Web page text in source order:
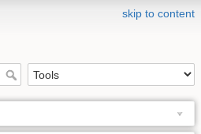
skip to content